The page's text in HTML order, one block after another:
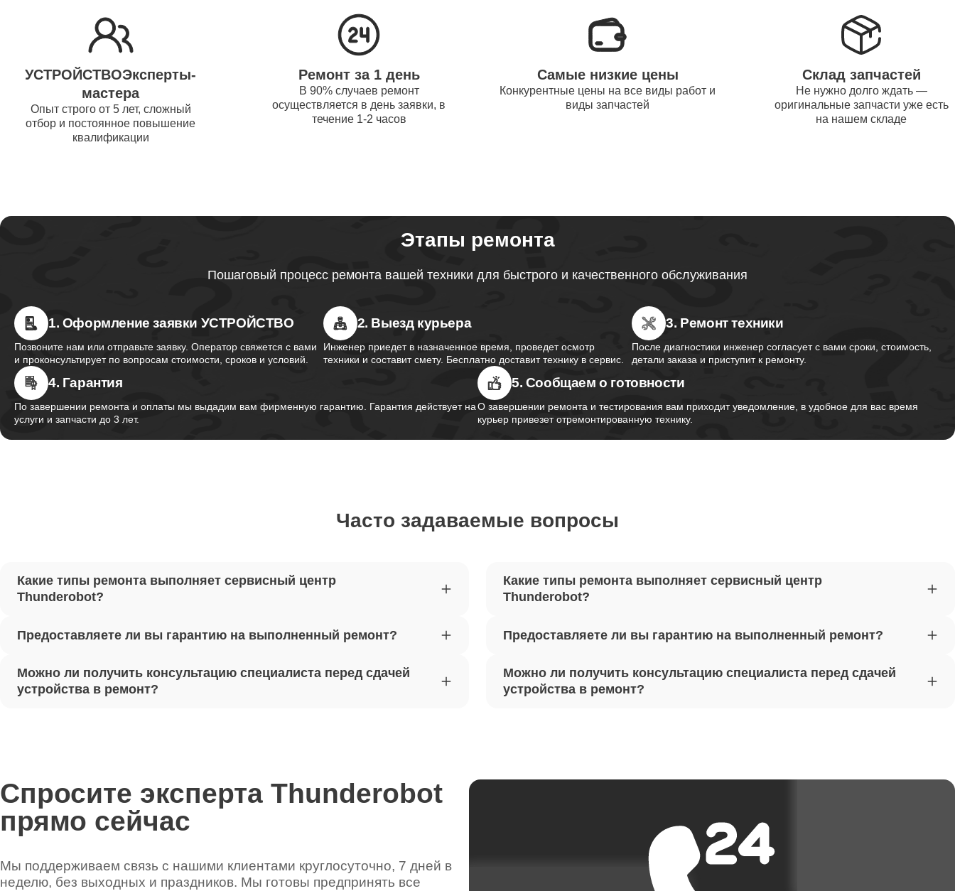
Ремонт процессора ноутбуков Thunderobot 40
Ремонт оперативной памяти ноутбуков
Thunderobot
70
40 от 1595
Ремонт тачпада ноутбуков Thunderobot 80
Ремонт южного моста ноутбуков
Thunderobot
Ремонт контроллера питания ноутбуков
Thunderobot
Настройка Wi-Fi ноутбуков Thunderobot 90
Ремонт петель крышки ноутбуков
Thunderobot
80 от 1045
Ремонт вебкамеры ноутбуков Thunderobot 50 от 1620
Установка драйверов ноутбуков
50
от 3700
Ремонт видеокарты ноутбуков Thunderobot
УСТРОЙСТВОЭксперты-
мастера
Опыт строго от 5 лет, сложный
отбор и постоянное повышение
квалификации
Ремонт за 1 день
В 90% случаев ремонт
осуществляется в день заявки, в
течение 1-2 часов
Самые низкие цены
Конкурентные цены на все виды работ и
виды запчастей
Склад запчастей
Не нужно долго ждать —
оригинальные запчасти уже есть
на нашем складе
Этапы ремонта
Пошаговый процесс ремонта вашей техники для быстрого и качественного обслуживания
1. Оформление заявки УСТРОЙСТВО
Позвоните нам или отправьте заявку. Оператор свяжется с вами
и проконсультирует по вопросам стоимости, сроков и условий.
2. Выезд курьера
Инженер приедет в назначенное время, проведет осмотр
техники и составит смету. Бесплатно доставит технику в сервис.
3. Ремонт техники
После диагностики инженер согласует с вами сроки, стоимость,
детали заказа и приступит к ремонту.
4. Гарантия
По завершении ремонта и оплаты мы выдадим вам фирменную гарантию. Гарантия действует на
услуги и запчасти до 3 лет.
5. Сообщаем о готовности
О завершении ремонта и тестирования вам приходит уведомление, в удобное для вас время
курьер привезет отремонтированную технику.
Часто задаваемые вопросы
Какие типы ремонта выполняет сервисный центр
Thunderobot?
Предоставляете ли вы гарантию на выполненный ремонт?
Можно ли получить консультацию специалиста перед сдачей
устройства в ремонт?
Какие типы ремонта выполняет сервисный центр
Thunderobot?
Предоставляете ли вы гарантию на выполненный ремонт?
Можно ли получить консультацию специалиста перед сдачей
устройства в ремонт?
Спросите эксперта Thunderobot
прямо сейчас
Мы поддерживаем связь с нашими клиентами круглосуточно, 7 дней в
неделю, без выходных и праздников. Мы готовы предпринять все